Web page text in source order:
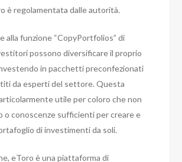
è regolamentata dalle autorità.
alla funzione “CopyPortfolios” di
possono diversificare il proprio
in pacchetti preconfezionati
da esperti del settore. Questa
utile per coloro che non
o conoscenze sufficienti per creare e
di investimenti da soli.
eToro è una piattaforma di